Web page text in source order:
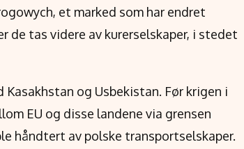
et marked som har endret
de tas videre av kurerselskaper, i stedet
og Usbekistan. Før krigen i
EU og disse landene via grensen
håndtert av polske transportselskaper.